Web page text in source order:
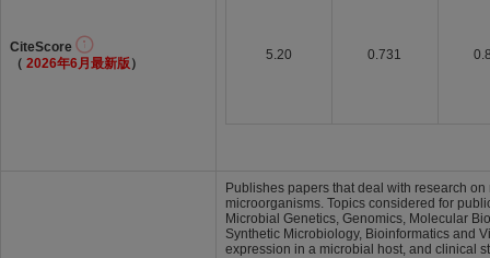
CiteScore
（ 2026年6月最新版 ）
5.20 0.731
Publishes papers that deal with research
microorganisms. Topics considered for
Microbial Genetics, Genomics, Molecular
Synthetic Microbiology, Bioinformatics and
expression in a microbial host, and clinical